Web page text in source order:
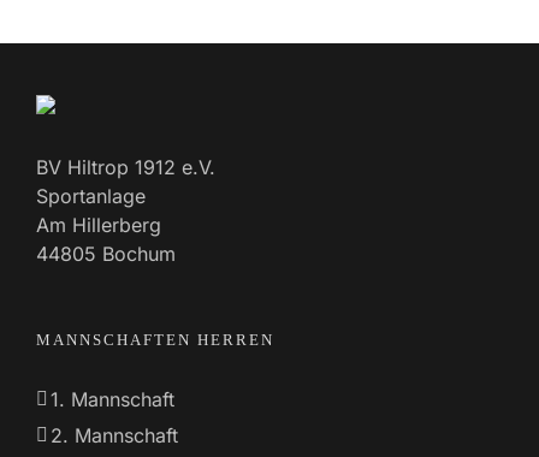
BV Hiltrop 1912 e.V.
Sportanlage
Am Hillerberg
44805 Bochum
MANNSCHAFTEN HERREN
1. Mannschaft
2. Mannschaft